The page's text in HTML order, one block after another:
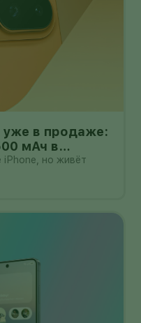
уже в продаже:
мАч в
6,1 мм?
но живёт